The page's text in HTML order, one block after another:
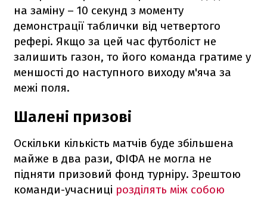
на заміну – 10 секунд з моменту
демонстрації таблички від четвертого
рефері. Якщо за цей час футболіст не
залишить газон, то його команда гратиме у
меншості до наступного виходу м'яча за
межі поля.
Шалені призові
Оскільки кількість матчів буде збільшена
майже в два рази, ФІФА не могла не
підняти призовий фонд турніру. Зрештою
команди-учасниці розділять між собою